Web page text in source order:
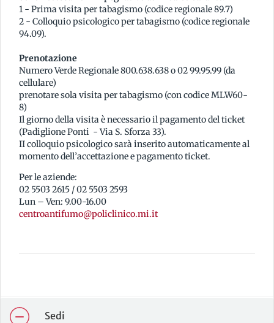
1 - Prima visita per tabagismo (codice regionale 89.7)
2 - Colloquio psicologico per tabagismo (codice regionale
94.09).
Prenotazione
Numero Verde Regionale 800.638.638 o 02 99.95.99 (da
cellulare)
prenotare sola visita per tabagismo (con codice MLW60-
8)
Il giorno della visita è necessario il pagamento del ticket
(Padiglione Ponti - Via S. Sforza 33).
II colloquio psicologico sarà inserito automaticamente al
momento dell’accettazione e pagamento ticket.
Per le aziende:
02 5503 2615 / 02 5503 2593
Lun – Ven: 9.00-16.00
centroantifumo@policlinico.mi.it
Sedi